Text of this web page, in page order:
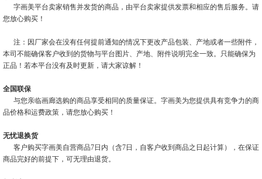
字画美平台卖家销售并发货的商品，由平台卖家提供发票和相应的售后服务。请
您放心购买！
注：因厂家会在没有任何提前通知的情况下更改产品包装、产地或者一些附件，
本司不能确保客户收到的货物与平台图片、产地、附件说明完全一致。只能确保为
正品！若本平台没有及时更新，请大家谅解！
全国联保
与您亲临画廊选购的商品享受相同的质量保证。字画美为您提供具有竞争力的商
品价格和运费政策，请您放心购买！
无忧退换货
客户购买字画美自营商品7日内（含7日，自客户收到商品之日起计算），在保证
商品完好的前提下，可无理由退货。